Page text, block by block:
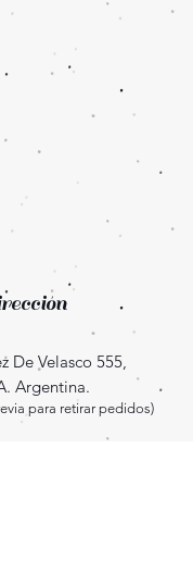
De Velasco 555,
Argentina.
para retirar pedidos)